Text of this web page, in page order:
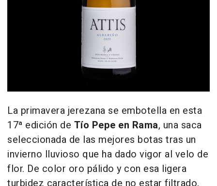
La primavera jerezana se embotella en esta
17ª edición de Tío Pepe en Rama, una saca
seleccionada de las mejores botas tras un
invierno lluvioso que ha dado vigor al velo de
flor. De color oro pálido y con esa ligera
turbidez característica de no estar filtrado,